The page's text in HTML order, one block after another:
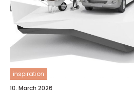
inspiration
10. March 2026